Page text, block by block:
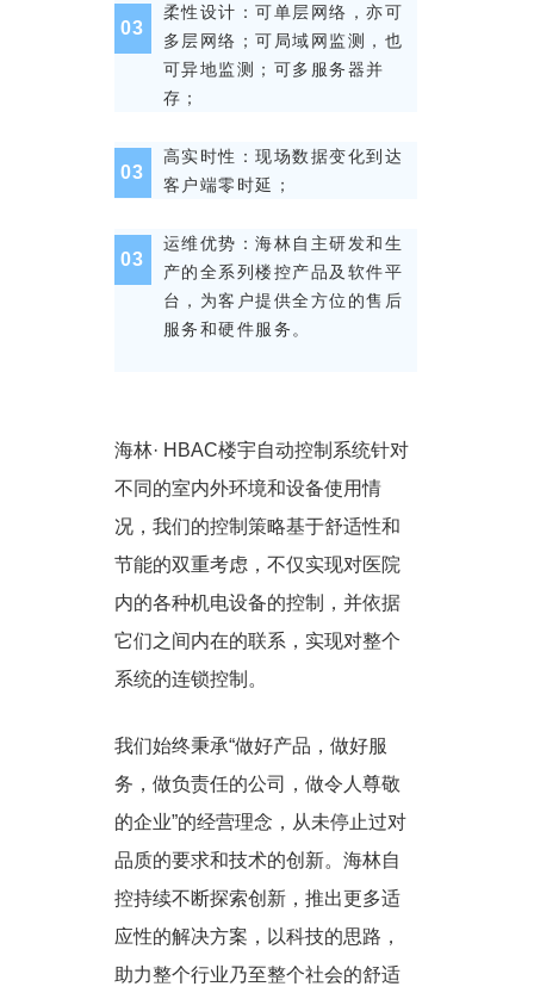
03
柔性设计：可单层网络，亦可
多层网络；可局域网监测，也
可异地监测；可多服务器并
存；
03
高实时性：现场数据变化到达
客户端零时延；
03
运维优势：海林自主研发和生
产的全系列楼控产品及软件平
台，为客户提供全方位的售后
服务和硬件服务。
海林· HBAC楼宇自动控制系统针对
不同的室内外环境和设备使用情
况，我们的控制策略基于舒适性和
节能的双重考虑，不仅实现对医院
内的各种机电设备的控制，并依据
它们之间内在的联系，实现对整个
系统的连锁控制。
我们始终秉承“做好产品，做好服
务，做负责任的公司，做令人尊敬
的企业”的经营理念，从未停止过对
品质的要求和技术的创新。 海林自
控持续不断探索创新，推出更多适
应性的解决方案，以科技的思路，
助力整个行业乃至整个社会的舒适